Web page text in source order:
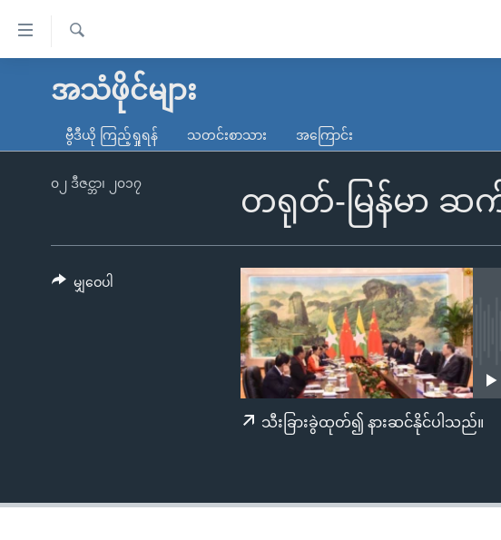
လွယ်ကူ
သည့်
ကျော်
မူလစာမျက်နှာ
ကမ္ဘာ့သတင်းများ
နိုင်ငံတကာ
တရုတ်
အစ္စရေး-ပါလက်စတိုင်း
ရပ်ဝန်းတခု လမ်းတခု အလွန်
အင်္ဂလိပ်စာလေ့လာမယ်
ရ
အသံဖိုင်များ
ဗွီဒီယို ကြည့်ရှုရန် သတင်းစာသား အကြောင်း
တရုတ်-မြန်မာ ဆက်
၀၂ ဒီဇင္ဘာ၊ ၂၀၁၇
သီးခြားခွဲထုတ်၍ နားဆင်နိုင်ပါသည်။
မျှဝေပါ